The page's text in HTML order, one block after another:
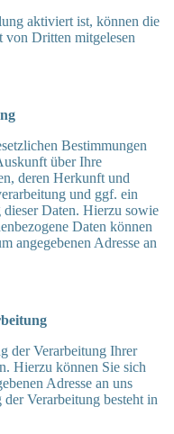
aktiviert ist, können die
von Dritten mitgelesen
Bestimmungen
über Ihre
deren Herkunft und
und ggf. ein
Daten. Hierzu sowie
Daten können
angegebenen Adresse an
der Verarbeitung Ihrer
Hierzu können Sie sich
Adresse an uns
Verarbeitung besteht in